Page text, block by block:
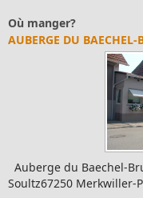
Où manger?
AUBERGE DU BAECHEL-
Auberge du Baechel-
Soultz67250 Merkwiller-